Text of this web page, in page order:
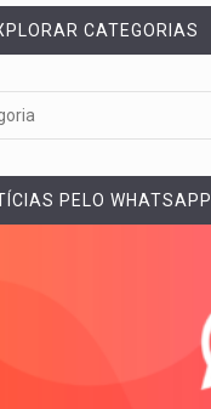
CATEGORIAS
PELO WHATSAPP